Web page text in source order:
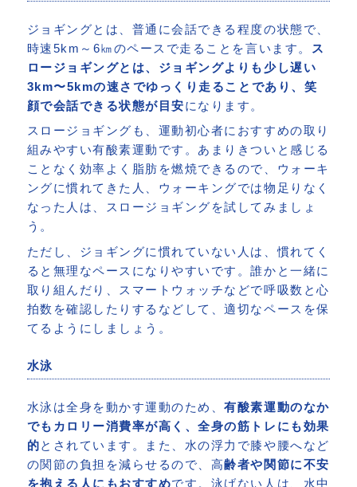
ジョギングとは、普通に会話できる程度の状態で、
時速5km～6㎞のペースで走ることを言います。
ス
ロージョギングとは、ジョギングよりも少し遅い
3km〜5kmの速さでゆっくり走ることであり、笑
顔で会話できる状態が目安になります。
スロージョギングも、運動初心者におすすめの取り
組みやすい有酸素運動です。あまりきついと感じる
ことなく効率よく脂肪を燃焼できるので、ウォーキ
ングに慣れてきた人、ウォーキングでは物足りなく
なった人は、スロージョギングを試してみましょ
う。
ただし、ジョギングに慣れていない人は、慣れてく
ると無理なペースになりやすいです。誰かと一緒に
取り組んだり、スマートウォッチなどで呼吸数と心
拍数を確認したりするなどして、適切なペースを保
てるようにしましょう。
水泳
水泳は全身を動かす運動のため、有酸素運動のなか
でもカロリー消費率が高く、全身の筋トレにも効果
的とされています。また、水の浮力で膝や腰へなど
の関節の負担を減らせるので、高齢者や関節に不安
を抱える人にもおすすめです。泳げない人は、水中